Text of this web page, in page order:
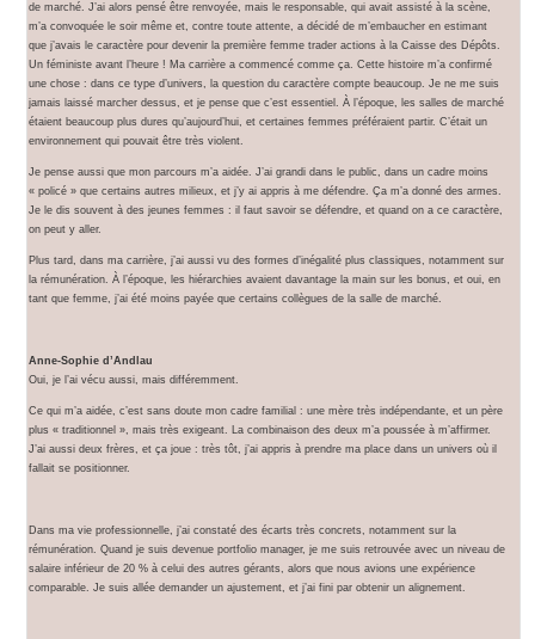
de marché. J’ai alors pensé être renvoyée, mais le responsable, qui avait assisté à la scène,
m’a convoquée le soir même et, contre toute attente, a décidé de m’embaucher en estimant
que j’avais le caractère pour devenir la première femme trader actions à la Caisse des Dépôts.
Un féministe avant l’heure ! Ma carrière a commencé comme ça. Cette histoire m’a confirmé
une chose : dans ce type d’univers, la question du caractère compte beaucoup. Je ne me suis
jamais laissé marcher dessus, et je pense que c’est essentiel. À l’époque, les salles de marché
étaient beaucoup plus dures qu’aujourd’hui, et certaines femmes préféraient partir. C’était un
environnement qui pouvait être très violent.
Je pense aussi que mon parcours m’a aidée. J’ai grandi dans le public, dans un cadre moins
« policé » que certains autres milieux, et j’y ai appris à me défendre. Ça m’a donné des armes.
Je le dis souvent à des jeunes femmes : il faut savoir se défendre, et quand on a ce caractère,
on peut y aller.
Plus tard, dans ma carrière, j’ai aussi vu des formes d’inégalité plus classiques, notamment sur
la rémunération. À l’époque, les hiérarchies avaient davantage la main sur les bonus, et oui, en
tant que femme, j’ai été moins payée que certains collègues de la salle de marché.
Anne-Sophie d’Andlau
Oui, je l’ai vécu aussi, mais différemment.
Ce qui m’a aidée, c’est sans doute mon cadre familial : une mère très indépendante, et un père
plus « traditionnel », mais très exigeant. La combinaison des deux m’a poussée à m’affirmer.
J’ai aussi deux frères, et ça joue : très tôt, j’ai appris à prendre ma place dans un univers où il
fallait se positionner.
Dans ma vie professionnelle, j’ai constaté des écarts très concrets, notamment sur la
rémunération. Quand je suis devenue portfolio manager, je me suis retrouvée avec un niveau de
salaire inférieur de 20 % à celui des autres gérants, alors que nous avions une expérience
comparable. Je suis allée demander un ajustement, et j’ai fini par obtenir un alignement.